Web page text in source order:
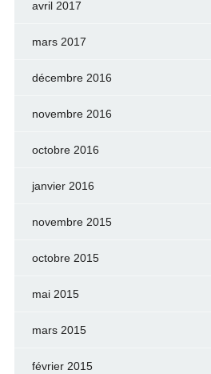
avril 2017
mars 2017
décembre 2016
novembre 2016
octobre 2016
janvier 2016
novembre 2015
octobre 2015
mai 2015
mars 2015
février 2015